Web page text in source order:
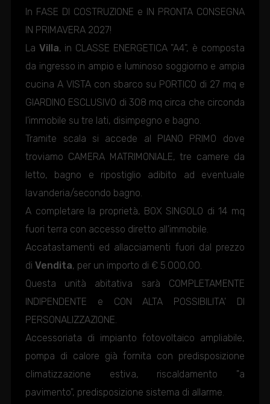
In FASE DI COSTRUZIONE e IN PRONTA CONSEGNA
IN PRIMAVERA 2027!
La Villa, in CLASSE ENERGETICA "A4", è composta
da ingresso in ampio e luminoso soggiorno e ampia
cucina A VISTA con sbarco su PORTICO di 27 mq e
GIARDINO ESCLUSIVO di 308 mq circa che circonda
l'immobile su tre lati, disimpegno e bagno.
Tramite scala si accede al PIANO PRIMO dove
troviamo CAMERA MATRIMONIALE, tre camere da
letto, bagno e ripostiglio adibito ad eventuale
lavanderia/secondo bagno.
A completare la proprietà, BOX SINGOLO di 14 mq
fuori terra con accesso diretto all'immobile.
Accatastamenti ed allacciamenti fuori dal prezzo
diVendita, per un importo di € 5.000,00.
Questa unità abitativa sarà COMPLETAMENTE
INDIPENDENTE e CON ALTA POSSIBILITA' DI
PERSONALIZZAZIONE.
Accessoriata di impianto fotovoltaico ampliabile,
pompa di calore già fornita con predisposizione
climatizzazione estiva, riscaldamento "a
pavimento", predisposizione sistema di allarme.